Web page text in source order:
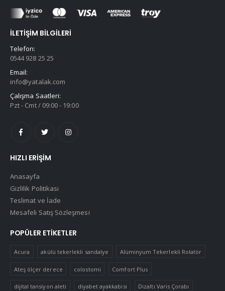
İLETIŞIM BILGILERI
Telefon:
0544 928 25 25
Email:
info@yatalak.com
Çalışma Saatleri:
Pzt - Cmt / 09:00 - 19:00
HIZLI ERIŞIM
Anasayfa
Gizlilik Politikası
Teslimat ve İade
Mesafeli Satış Sözleşmesi
POPÜLER ETIKETLER
Acura akülü tekerlekli sandalye Alüminyum Tekerlekli Rolatör
Ateş ölçer derece colostomi Comfort Plus
dijital tansiyon aleti diyabet ayakkabisi Dizaltı Varis Çorabı